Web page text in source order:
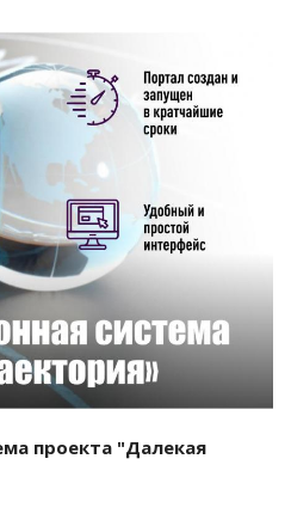
проект
проекта "Далекая